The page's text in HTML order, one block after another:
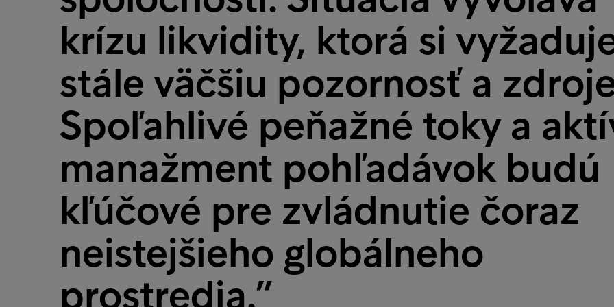
krízu likvidity, ktorá si
stále väčšiu pozornosť a
Spoľahlivé peňažné toky a
manažment pohľadávok budú
kľúčové pre zvládnutie čoraz
neistejšieho globálneho
prostredia.”